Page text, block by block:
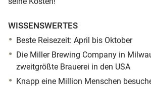
WISSENSWERTES
Beste Reisezeit: April bis Oktober
Die Miller Brewing Company in
zweitgrößte Brauerei in den USA
Knapp eine Million Menschen